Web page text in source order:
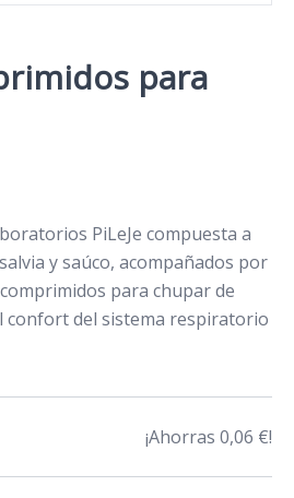
para
PiLeJe compuesta a
y saúco, acompañados por
para chupar de
confort del sistema respiratorio
¡Ahorras 0,06 €!